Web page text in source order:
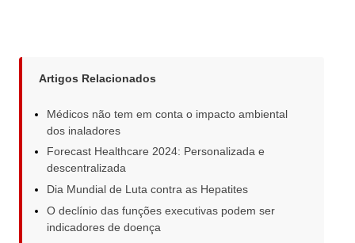
Artigos Relacionados
Médicos não tem em conta o impacto ambiental
dos inaladores
Forecast Healthcare 2024: Personalizada e
descentralizada
Dia Mundial de Luta contra as Hepatites
O declínio das funções executivas podem ser
indicadores de doença